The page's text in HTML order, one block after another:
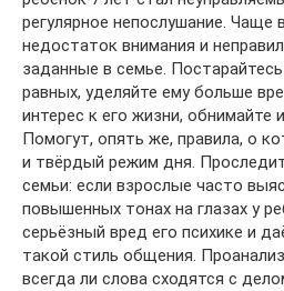
регулярное непослушание. Чаще
недостаток внимания и
заданные в семье.
равных, уделяйте ему больше
интерес к его жизни, обнимайте
Помогут, опять же, правила, о
и твёрдый режим дня.
семьи: если взрослые часто
повышенных тонах на глазах у
серьёзный вред его психике и
такой стиль общения.
всегда ли слова сходятся с